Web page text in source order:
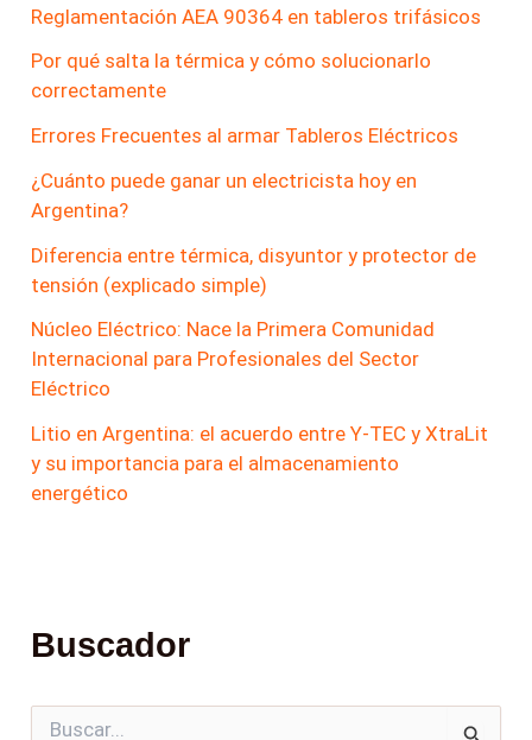
Reglamentación AEA 90364 en tableros trifásicos
Por qué salta la térmica y cómo solucionarlo
correctamente
Errores Frecuentes al armar Tableros Eléctricos
¿Cuánto puede ganar un electricista hoy en
Argentina?
Diferencia entre térmica, disyuntor y protector de
tensión (explicado simple)
Núcleo Eléctrico: Nace la Primera Comunidad
Internacional para Profesionales del Sector
Eléctrico
Litio en Argentina: el acuerdo entre Y-TEC y XtraLit
y su importancia para el almacenamiento
energético
Buscador